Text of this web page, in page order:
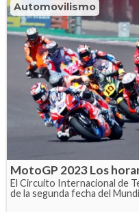
Automovilismo
MotoGP 2023 Los
El Circuito Internacional de
de la segunda fecha del